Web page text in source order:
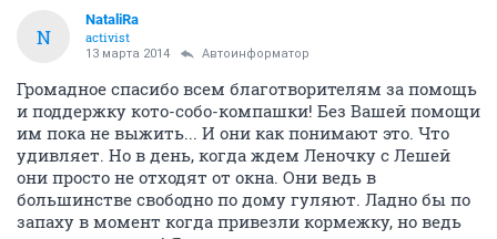
СЕЙЧАС ЧИТАЮТ
неужели джуниоры перевелись?
50386 194
Отношение к бывшим
50447 378
Конкретный вариант покупки, оцените пож.